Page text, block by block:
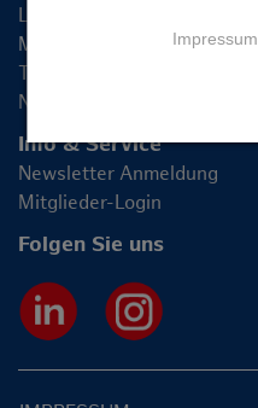
Impressum
LIHH
Mitglieder
Themen
News
Info & Service
Newsletter Anmeldung
Mitglieder-Login
Folgen Sie uns